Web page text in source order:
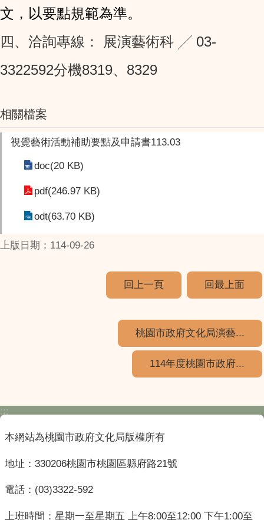
文，以要點規範為準。
四、洽詢專線： 展演藝術科 ╱ 03-
3322592分機8319、8329
相關檔案
視覺藝術活動補助要點及申請書113.03
doc(20 KB)
pdf(246.97 KB)
odt(63.70 KB)
上版日期：114-09-26
回上一頁 回最上面
桃園市政府文化局演藝...
114年度桃園市政府...
:::
本網站為桃園市政府文化局版權所有
地址：330206桃園市桃園區縣府路21號
電話：(03)3322-592
上班時間：星期一至星期五 上午8:00至12:00 下午1:00至